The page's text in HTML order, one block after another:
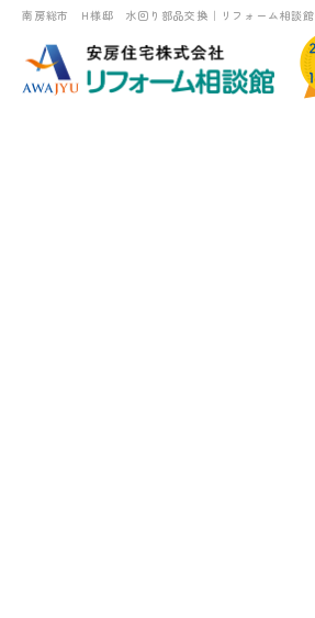
南房総市 H様邸 水回り部品交換｜リフォーム相談館